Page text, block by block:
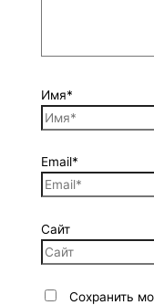
Имя*
Email*
Сайт
Сохранить